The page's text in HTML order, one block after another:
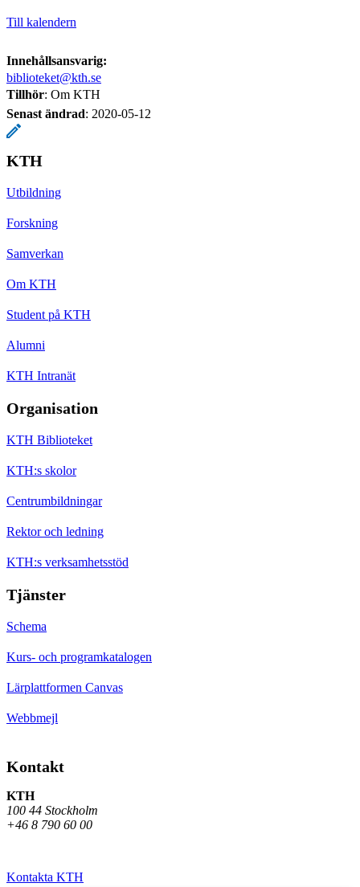
Till kalendern
Innehållsansvarig:
biblioteket@kth.se
Tillhör: Om KTH
Senast ändrad: 2020-05-12
KTH
Utbildning
Forskning
Samverkan
Om KTH
Student på KTH
Alumni
KTH Intranät
Organisation
KTH Biblioteket
KTH:s skolor
Centrumbildningar
Rektor och ledning
KTH:s verksamhetsstöd
Tjänster
Schema
Kurs- och programkatalogen
Lärplattformen Canvas
Webbmejl
Kontakt
KTH
100 44 Stockholm
+46 8 790 60 00
Kontakta KTH